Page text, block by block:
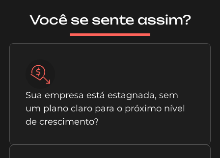
Você se sente assim?
Sua empresa está estagnada, sem
um plano claro para o próximo nível
de crescimento?